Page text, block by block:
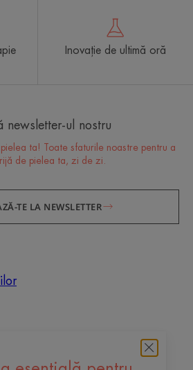
Inovație de ultimă oră
newsletter-ul nostru
ta! Toate sfaturile noastre pentru a
de pielea ta, zi de zi.
TE LA NEWSLETTER